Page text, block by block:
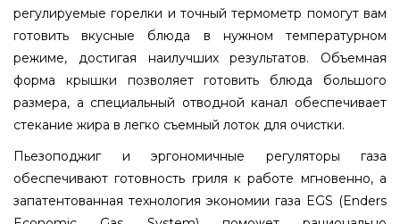
регулируемые горелки и точный термометр помогут вам
готовить вкусные блюда в нужном температурном
режиме, достигая наилучших результатов. Объемная
форма крышки позволяет готовить блюда большого
размера, а специальный отводной канал обеспечивает
стекание жира в легко съемный лоток для очистки.
Пьезоподжиг и эргономичные регуляторы газа
обеспечивают готовность гриля к работе мгновенно, а
запатентованная технология экономии газа EGS (Enders